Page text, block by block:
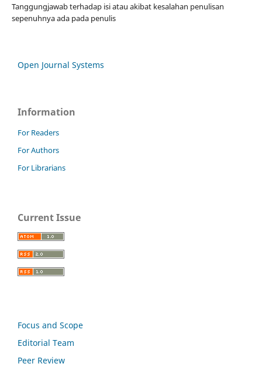
Tanggungjawab terhadap isi atau akibat kesalahan penulisan
sepenuhnya ada pada penulis
Open Journal Systems
Information
For Readers
For Authors
For Librarians
Current Issue
Focus and Scope
Editorial Team
Peer Review